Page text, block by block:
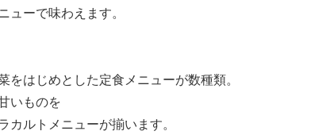
ーで味わえます。
はじめとした定食メニューが数種類。
いものを
ルトメニューが揃います。